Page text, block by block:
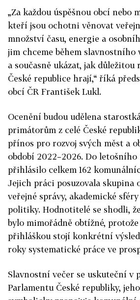
„Za každou úspěšnou obcí nebo
kteří jsou ochotni věnovat
množství času, energie a
jim chceme během slavnostního
a současně ukázat, jak důležitou
České republice hrají,“ říká
obcí ČR František Lukl.
Ocenění budou udělena
primátorům z celé České
přínos pro rozvoj svých měst a
období 2022–2026. Do
přihlásilo celkem 162
Jejich práci posuzovala skupina
veřejné správy, akademické
politiky. Hodnotitelé se shodli,
bylo mimořádně obtížné, protože
přihláškou stojí konkrétní
roky systematické práce ve
Slavnostní večer se uskuteční v
Parlamentu České republiky,